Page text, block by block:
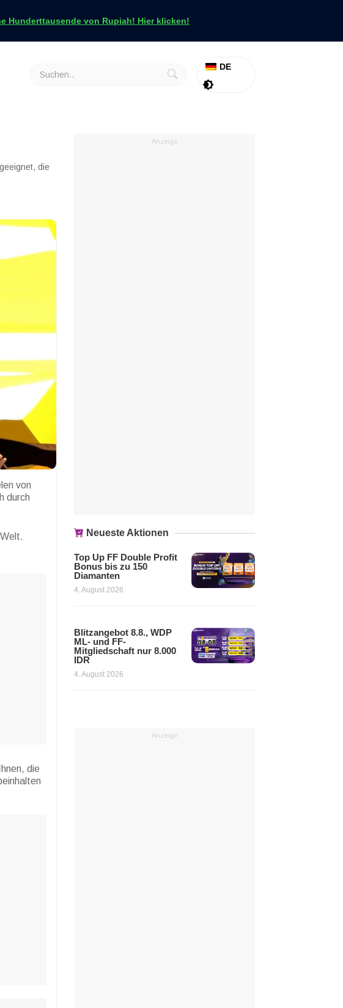
Hunderttausende von Rupiah! Hier klicken!
DE
die
von
durch
die
Anzeige
Neueste Aktionen
Top Up FF Double Profit
Bonus bis zu 150
Diamanten
4. August 2026
Blitzangebot 8.8., WDP
ML- und FF-
Mitgliedschaft nur 8.000
IDR
4. August 2026
Anzeige